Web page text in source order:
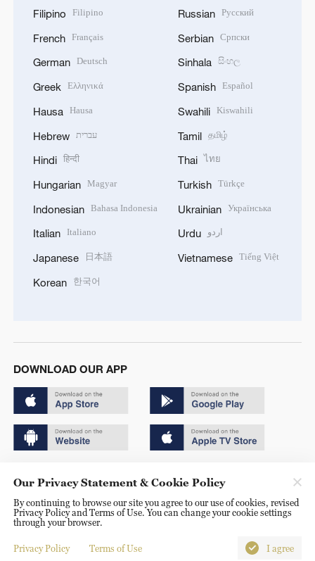
Filipino Filipino
French Français
German Deutsch
Greek Ελληνικά
Hausa Hausa
Hebrew עברית
Hindi हिन्दी
Hungarian Magyar
Indonesian Bahasa Indonesia
Italian Italiano
Japanese 日本語
Korean 한국어
Russian Русский
Serbian Српски
Sinhala සිංහල
Spanish Español
Swahili Kiswahili
Tamil தமிழ்
Thai ไทย
Turkish Türkçe
Ukrainian Українська
Urdu اردو
Vietnamese Tiếng Việt
DOWNLOAD OUR APP
京ICP备20000184号
京公网安备 11010502050052号
Disinformation report hotline: 010-85061466
Our Privacy Statement & Cookie Policy
By continuing to browse our site you agree to our use of cookies, revised
Privacy Policy and Terms of Use. You can change your cookie settings
through your browser.
Privacy Policy Terms of Use I agree